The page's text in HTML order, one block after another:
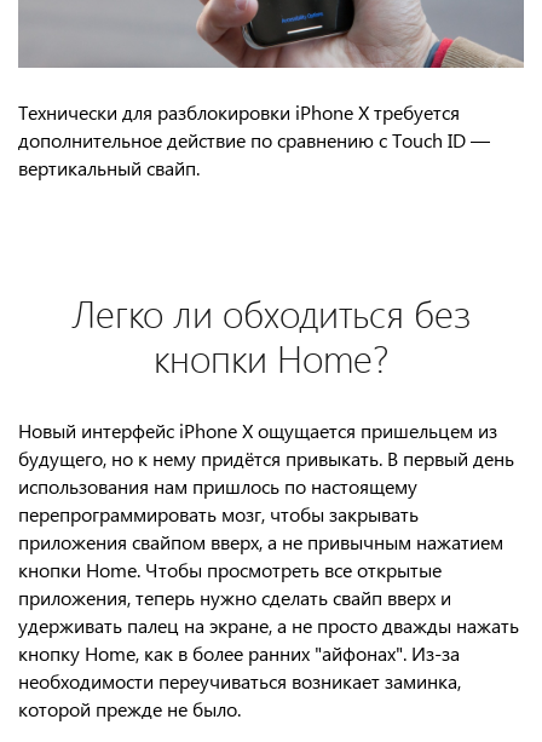
Технически для разблокировки iPhone X требуется
дополнительное действие по сравнению с Touch ID —
вертикальный свайп.
Легко ли обходиться без
кнопки Home?
Новый интерфейс iPhone X ощущается пришельцем из
будущего, но к нему придётся привыкать. В первый день
использования нам пришлось по настоящему
перепрограммировать мозг, чтобы закрывать
приложения свайпом вверх, а не привычным нажатием
кнопки Home. Чтобы просмотреть все открытые
приложения, теперь нужно сделать свайп вверх и
удерживать палец на экране, а не просто дважды нажать
кнопку Home, как в более ранних "айфонах". Из-за
необходимости переучиваться возникает заминка,
которой прежде не было.